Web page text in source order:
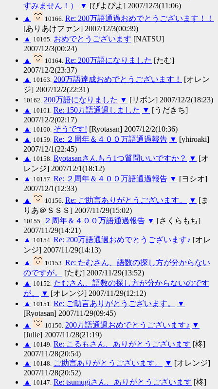
すみません！）
▼ [ぴよぴよ] 2007/12/3(11:06)
▲
10166. Re: 200万語通過おめでとうございます！！
[ありあけファン] 2007/12/3(00:39)
▲ 10165. おめでとうございます [NATSU]
2007/12/3(00:24)
▲
10164. Re: 200万語になりました [たむ]
2007/12/2(23:37)
▲ 10163. 200万語達成おめでとうございます！
[オレン
ジ] 2007/12/2(22:31)
10162. 200万語になりました ▼ [リボン] 2007/12/2(18:23)
▲ 10161. Re: 150万語通過しました ▼ [うだきち]
2007/12/2(02:17)
▲ 10160. そうです! [Ryotasan] 2007/12/2(10:36)
▲ 10159. Re: ２周年＆４００万語通過報告 ▼ [yhiroaki]
2007/12/1(22:45)
▲ 10158. Ryotasanさんもう1つ質問いいですか？ ▼ [オ
レンジ] 2007/12/1(18:12)
▲ 10157. Re: ２周年＆４００万語通過報告 ▼ [ヨシオ]
2007/12/1(12:33)
▲
10156. Re: ご助言ありがとうございます。 ▼ [ま
りあ＠ＳＳＳ] 2007/11/29(15:02)
10155. ２周年＆４００万語通過報告 ▼ [さくらもち]
2007/11/29(14:21)
▲ 10154. Re: 200万語通過おめでとうございます♪ [オレ
ンジ] 2007/11/29(14:13)
▲
10153. Re: たむさん、語数の探し方が分からない
のですが。
[たむ] 2007/11/29(13:52)
▲ 10152. たむさん、語数の探し方が分からないのです
が。
▼ [オレンジ] 2007/11/29(12:12)
▲ 10151. Re: ご助言ありがとうございます。
▼
[Ryotasan] 2007/11/29(09:45)
▲
10150. 200万語通過おめでとうございます♪ ▼
[Julie] 2007/11/28(21:19)
▲ 10149. Re: こるもさん、ありがとうございます [柊]
2007/11/28(20:54)
▲ 10148. ご助言ありがとうございます。 ▼ [オレンジ]
2007/11/28(20:52)
▲ 10147. Re: tsumugiさん、ありがとうございます [柊]